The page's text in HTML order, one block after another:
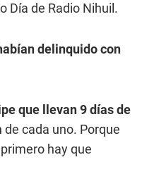
Día de Radio Nihuil.
delinquido con
que llevan 9 días de
cada uno. Porque
hay que